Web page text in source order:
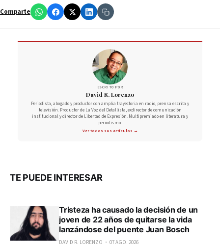
Comparte
ESCRITO POR
David R. Lorenzo
Periodista, abogado y productor con amplia trayectoria en radio, prensa escrita y
televisión. Productor de La Voz del Detallista, exdirector de comunicación
institucional y director de Libertad de Expresión. Multipremiado en literatura y
periodismo.
Ver todos sus artículos →
TE PUEDE INTERESAR
Tristeza ha causado la decisión de un
joven de 22 años de quitarse la vida
lanzándose del puente Juan Bosch
DAVID R. LORENZO 07 AGO. 2026